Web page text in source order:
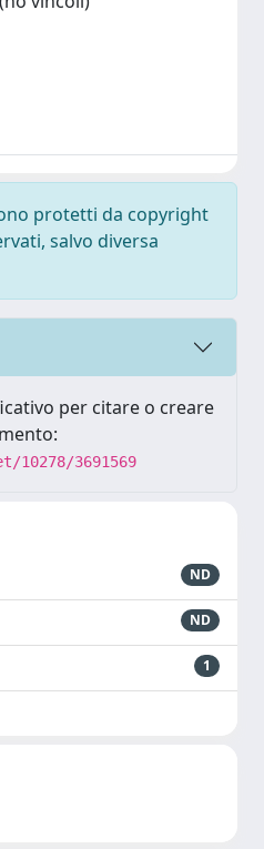
protetti da copyright
salvo diversa
per citare o creare
3691569
ND
ND
1